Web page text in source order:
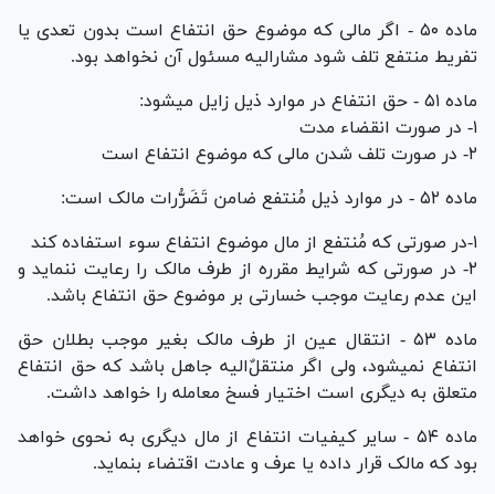
ماده ۵۰ - اگر مالی که موضوع حق انتفاع است بدون تعدی یا
تفریط منتفع تلف شود مشارالیه مسئول آن نخواهد بود.
ماده ۵۱ - حق انتفاع در موارد ذیل زایل میشود:
۱- در صورت انقضاء مدت
۲- در صورت تلف شدن مالی که موضوع انتفاع است
ماده ۵۲ - در موارد ذیل مُنتفع ضامن تَضَرُّرات مالک است:
۱-در صورتی که مُنتفع از مال موضوع انتفاع سوء استفاده کند
۲- در صورتی که شرایط مقرره از طرف مالک را رعایت ننماید و
این عدم رعایت موجب خسارتی بر موضوع حق انتفاع باشد.
ماده ۵۳ - انتقال عین از طرف مالک بغیر موجب بطلان حق
انتفاع نمیشود، ولی اگر منتقل‌ٌالیه جاهل باشد که حق انتفاع
متعلق به دیگری است اختیار فسخ معامله را خواهد داشت.
ماده ۵۴ - سایر کیفیات انتفاع از مال دیگری به نحوی خواهد
بود که مالک قرار داده یا عرف و عادت اقتضاء بنماید.